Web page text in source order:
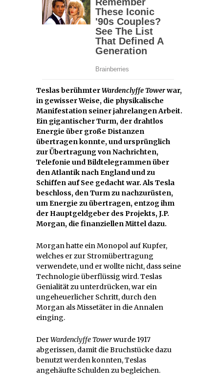
Teslas berühmterWardenclyffe Towerwar,
in gewisser Weise, die physikalische
Manifestation seiner jahrelangen Arbeit.
Ein gigantischer Turm, der drahtlos
Energie über große Distanzen
übertragen konnte, und ursprünglich
zur Übertragung von Nachrichten,
Telefonie und Bildtelegrammen über
den Atlantik nach England und zu
Schiffen auf See gedacht war. Als Tesla
beschloss, den Turm zu nachzurüsten,
um Energie zu übertragen, entzog ihm
der Hauptgeldgeber des Projekts, J.P.
Morgan, die finanziellen Mittel dazu.
Morgan hatte ein Monopol auf Kupfer,
welches er zur Stromübertragung
verwendete, und er wollte nicht, dass seine
Technologie überflüssig wird. Teslas
Genialität zu unterdrücken, war ein
ungeheuerlicher Schritt, durch den
Morgan als Missetäter in die Annalen
einging.
DerWardenclyffe Towerwurde 1917
abgerissen, damit die Bruchstücke dazu
benutzt werden konnten, Teslas
angehäufte Schulden zu begleichen.